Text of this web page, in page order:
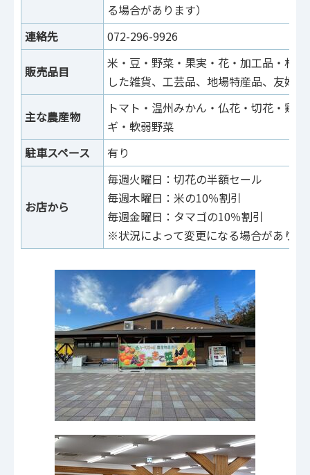
る場合があります）
連絡先
072-296-9926
販売品目
米・豆・野菜・果実・花・加工品・林
した雑貨、工芸品、地場特産品、友好
主な農産物
トマト・温州みかん・仏花・切花・鶏
ギ・軟弱野菜
駐車スペース
有り
お店から
毎週火曜日：切花の半額セール
毎週木曜日：米の10％割引
毎週金曜日：タマゴの10％割引
※状況によって変更になる場合がありま